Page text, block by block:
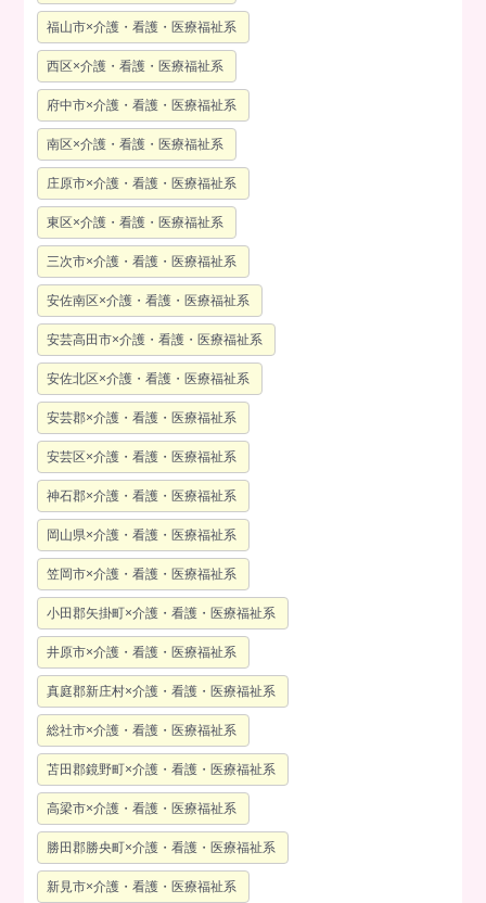
福山市×介護・看護・医療福祉系
西区×介護・看護・医療福祉系
府中市×介護・看護・医療福祉系
南区×介護・看護・医療福祉系
庄原市×介護・看護・医療福祉系
東区×介護・看護・医療福祉系
三次市×介護・看護・医療福祉系
安佐南区×介護・看護・医療福祉系
安芸高田市×介護・看護・医療福祉系
安佐北区×介護・看護・医療福祉系
安芸郡×介護・看護・医療福祉系
安芸区×介護・看護・医療福祉系
神石郡×介護・看護・医療福祉系
岡山県×介護・看護・医療福祉系
笠岡市×介護・看護・医療福祉系
小田郡矢掛町×介護・看護・医療福祉系
井原市×介護・看護・医療福祉系
真庭郡新庄村×介護・看護・医療福祉系
総社市×介護・看護・医療福祉系
苫田郡鏡野町×介護・看護・医療福祉系
高梁市×介護・看護・医療福祉系
勝田郡勝央町×介護・看護・医療福祉系
新見市×介護・看護・医療福祉系